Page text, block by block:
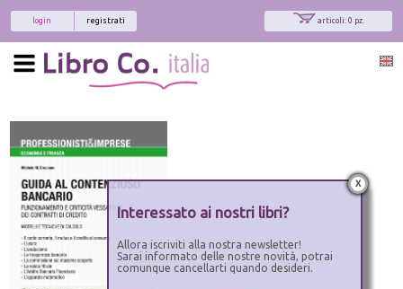
articoli: 0 pz.
registrati
login
x
Interessato ai nostri libri?
Allora iscriviti alla nostra newsletter!
Sarai informato delle nostre novità, potrai
comunque cancellarti quando desideri.